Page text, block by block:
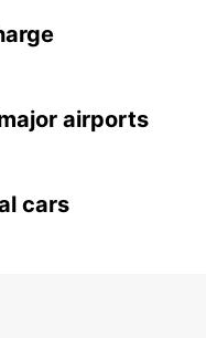
airports
cars